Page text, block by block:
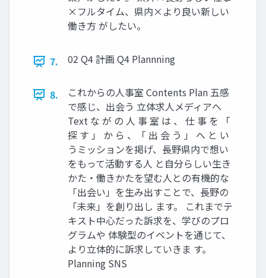
×フルタイム、県内×より良い新しい
働き方 がしたい。
7. 02 Q4 計画 Q4 Plannning
8.
これからの人事室 Contents Plan 五感
で感じ、出会う 立体求人メディアへ
Text な が の 人 事 室 は 、 仕 事 を 「
探 す 」 か ら 、「 出 会 う 」 へ と い
うミッションを掲げ、長野県内で想い
をもって活動する人 と自分らしい生き
かた・働きかたを望む人との有機的な
「出会い」を生み出すことで、長野の
「未来」を創り出し ます。 これまでテ
キスト中心だった訴求を、学びのプロ
グラムや 体験型のイベントを通じて、
より立体的に訴求していきま す。
Planning SNS